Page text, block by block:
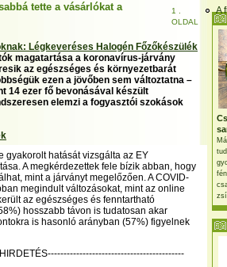
A
tette a vásárlókat a
1 .
OLDAL
Légkeveréses Halogén Főzőkészülék
magatartása a koronavírus-járvány
az egészséges és környezetbarát
ezen a jövőben sem változtatna –
14 ezer fő bevonásával készült
elemzi a fogyasztói szokások
gyakorolt hatását vizsgálta az EY
A megkérdezettek fele bízik abban, hogy
mint a járványt megelőzően. A COVID-
megindult változásokat, mint az online
az egészséges és fenntartható
hosszabb távon is tudatosan akar
is hasonló arányban (57%) figyelnek